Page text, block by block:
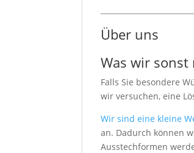
Über uns
Was wir
Falls Sie besondere
wir versuchen, eine
Wir sind eine kleine
an. Dadurch können
Ausstechformen